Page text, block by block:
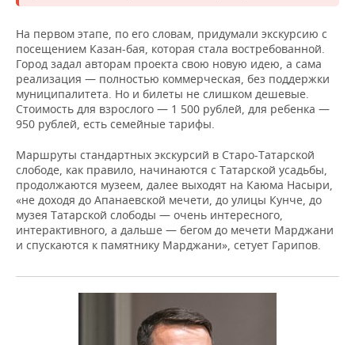
На первом этапе, по его словам, придумали экскурсию с
посещением Казан-бая, которая стала востребованной.
Город задал авторам проекта свою новую идею, а сама
реализация — полностью коммерческая, без поддержки
муниципалитета. Но и билеты не слишком дешевые.
Стоимость для взрослого — 1 500 рублей, для ребенка —
950 рублей, есть семейные тарифы.
Маршруты стандартных экскурсий в Старо-Татарской
слободе, как правило, начинаются с Татарской усадьбы,
продолжаются музеем, далее выходят на Каюма Насыри,
«не доходя до Апанаевской мечети, до улицы Кунче, до
музея Татарской слободы — очень интересного,
интерактивного, а дальше — бегом до мечети Марджани
и спускаются к памятнику Марджани», сетует Гарипов.